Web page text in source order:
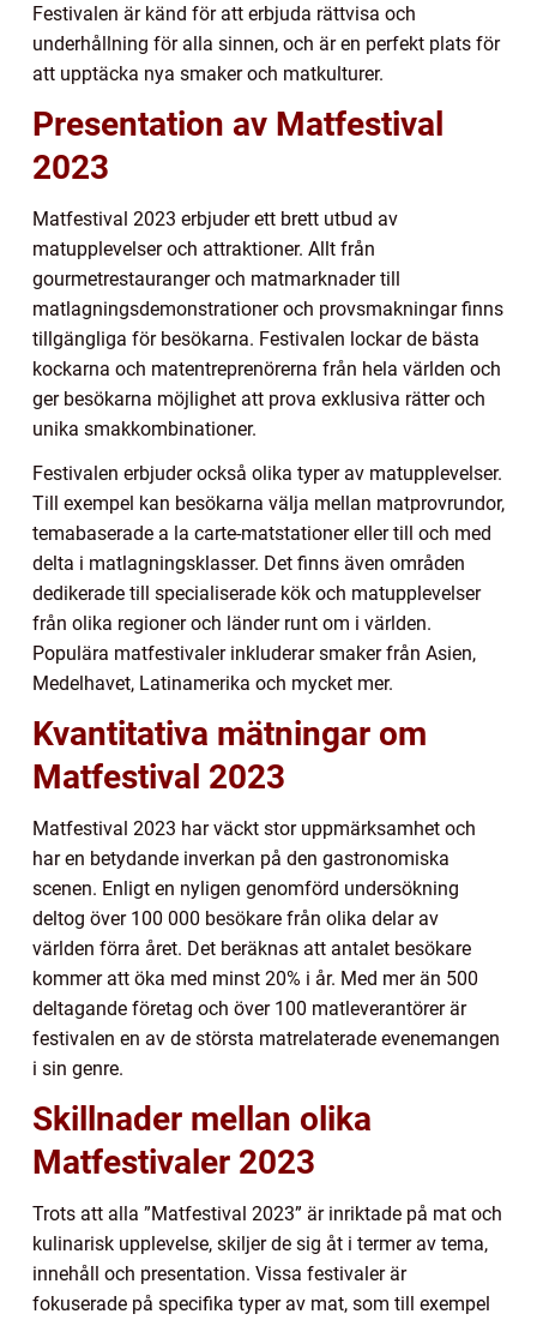
Festivalen är känd för att erbjuda rättvisa och
underhållning för alla sinnen, och är en perfekt plats för
att upptäcka nya smaker och matkulturer.
Presentation av Matfestival
2023
Matfestival 2023 erbjuder ett brett utbud av
matupplevelser och attraktioner. Allt från
gourmetrestauranger och matmarknader till
matlagningsdemonstrationer och provsmakningar finns
tillgängliga för besökarna. Festivalen lockar de bästa
kockarna och matentreprenörerna från hela världen och
ger besökarna möjlighet att prova exklusiva rätter och
unika smakkombinationer.
Festivalen erbjuder också olika typer av matupplevelser.
Till exempel kan besökarna välja mellan matprovrundor,
temabaserade a la carte-matstationer eller till och med
delta i matlagningsklasser. Det finns även områden
dedikerade till specialiserade kök och matupplevelser
från olika regioner och länder runt om i världen.
Populära matfestivaler inkluderar smaker från Asien,
Medelhavet, Latinamerika och mycket mer.
Kvantitativa mätningar om
Matfestival 2023
Matfestival 2023 har väckt stor uppmärksamhet och
har en betydande inverkan på den gastronomiska
scenen. Enligt en nyligen genomförd undersökning
deltog över 100 000 besökare från olika delar av
världen förra året. Det beräknas att antalet besökare
kommer att öka med minst 20% i år. Med mer än 500
deltagande företag och över 100 matleverantörer är
festivalen en av de största matrelaterade evenemangen
i sin genre.
Skillnader mellan olika
Matfestivaler 2023
Trots att alla ”Matfestival 2023” är inriktade på mat och
kulinarisk upplevelse, skiljer de sig åt i termer av tema,
innehåll och presentation. Vissa festivaler är
fokuserade på specifika typer av mat, som till exempel